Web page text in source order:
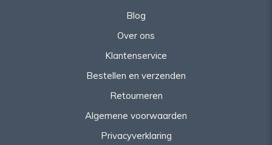
Blog
Over ons
Klantenservice
Bestellen en verzenden
Retourneren
Algemene voorwaarden
Privacyverklaring